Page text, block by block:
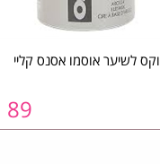
וקס לשיער אוסמו אסנס קליי
89 ₪